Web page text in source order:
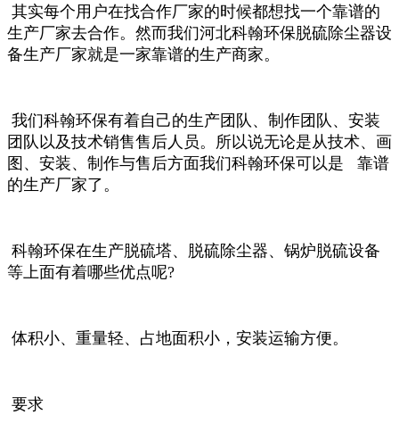
其实每个用户在找合作厂家的时候都想找一个靠谱的
生产厂家去合作。然而我们河北科翰环保脱硫除尘器设
备生产厂家就是一家靠谱的生产商家。
我们科翰环保有着自己的生产团队、制作团队、安装
团队以及技术销售售后人员。所以说无论是从技术、画
图、安装、制作与售后方面我们科翰环保可以是 靠谱
的生产厂家了。
科翰环保在生产脱硫塔、脱硫除尘器、锅炉脱硫设备
等上面有着哪些优点呢?
体积小、重量轻、占地面积小，安装运输方便。
要求